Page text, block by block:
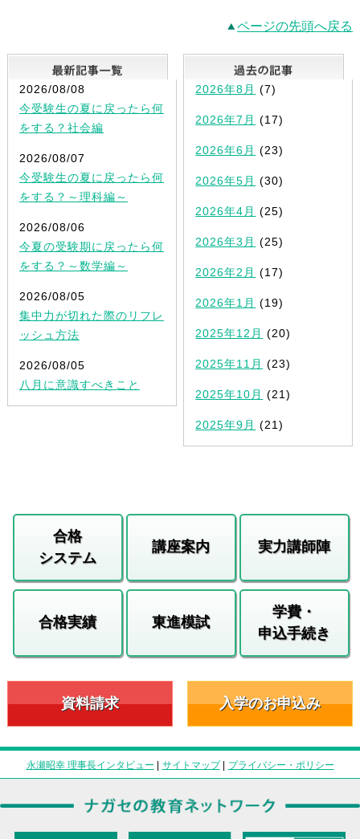
ページの先頭へ戻る
最新記事一覧
2026/08/08
今受験生の夏に戻ったら何
をする？社会編
2026/08/07
今受験生の夏に戻ったら何
をする？～理科編～
2026/08/06
今夏の受験期に戻ったら何
をする？～数学編～
2026/08/05
集中力が切れた際のリフレ
ッシュ方法
2026/08/05
八月に意識すべきこと
2026年8月 (7)
2026年7月 (17)
2026年6月 (23)
2026年5月 (30)
2026年4月 (25)
2026年3月 (25)
2026年2月 (17)
2026年1月 (19)
2025年12月 (20)
2025年11月 (23)
2025年10月 (21)
2025年9月 (21)
合格
システム
講座案内 実力講師陣
合格実績 東進模試
学費・
申込手続き
資料請求 入学のお申込み
永瀬昭幸 理事長インタビュー | サイトマップ| プライバシー・ポリシー